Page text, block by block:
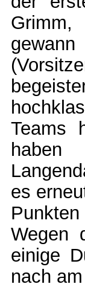
Teams
es
Wegen
einige
nach